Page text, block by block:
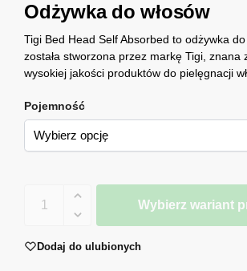
Odżywka do włosów
Tigi Bed Head Self Absorbed to odżywka do
została stworzona przez markę Tigi, znana
wysokiej jakości produktów do pielęgnacji
Pojemność
Wybierz wariant
Dodaj do ulubionych